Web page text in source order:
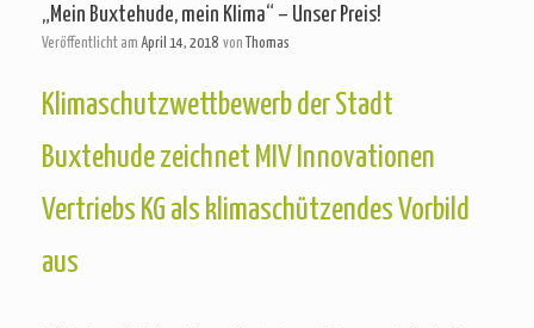
„Mein Buxtehude, mein Klima“ – Unser Preis!
Veröffentlicht am April 14, 2018 von Thomas
Klimaschutzwettbewerb der Stadt
Buxtehude zeichnet MIV Innovationen
Vertriebs KG als klimaschützendes Vorbild
aus